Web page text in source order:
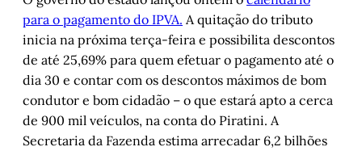
para o pagamento do IPVA. A quitação do tributo
inicia na próxima terça-feira e possibilita descontos
de até 25,69% para quem efetuar o pagamento até o
dia 30 e contar com os descontos máximos de bom
condutor e bom cidadão – o que estará apto a cerca
de 900 mil veículos, na conta do Piratini. A
Secretaria da Fazenda estima arrecadar 6,2 bilhões